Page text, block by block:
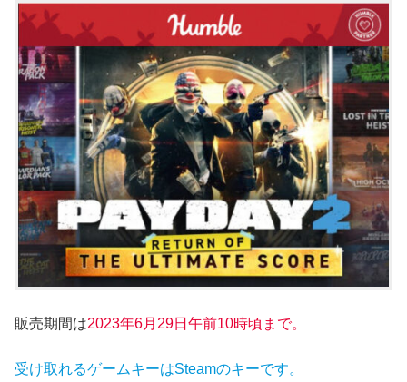
販売期間は2023年6月29日午前10時頃まで。
受け取れるゲームキーはSteamのキーです。